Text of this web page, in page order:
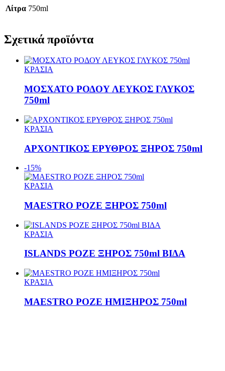
Λίτρα 750ml
Σχετικά προϊόντα
ΚΡΑΣΙΑ
ΜΟΣΧΑΤΟ ΡΟΔΟΥ ΛΕΥΚΟΣ ΓΛΥΚΟΣ
750ml
ΚΡΑΣΙΑ
ΑΡΧΟΝΤΙΚΟΣ ΕΡΥΘΡΟΣ ΞΗΡΟΣ 750ml
-15%
ΚΡΑΣΙΑ
MAESTRO ΡΟΖΕ ΞΗΡΟΣ 750ml
ΚΡΑΣΙΑ
ISLANDS ΡΟΖΕ ΞΗΡΟΣ 750ml ΒΙΔΑ
ΚΡΑΣΙΑ
MAESTRO ΡΟΖΕ ΗΜΙΞΗΡΟΣ 750ml